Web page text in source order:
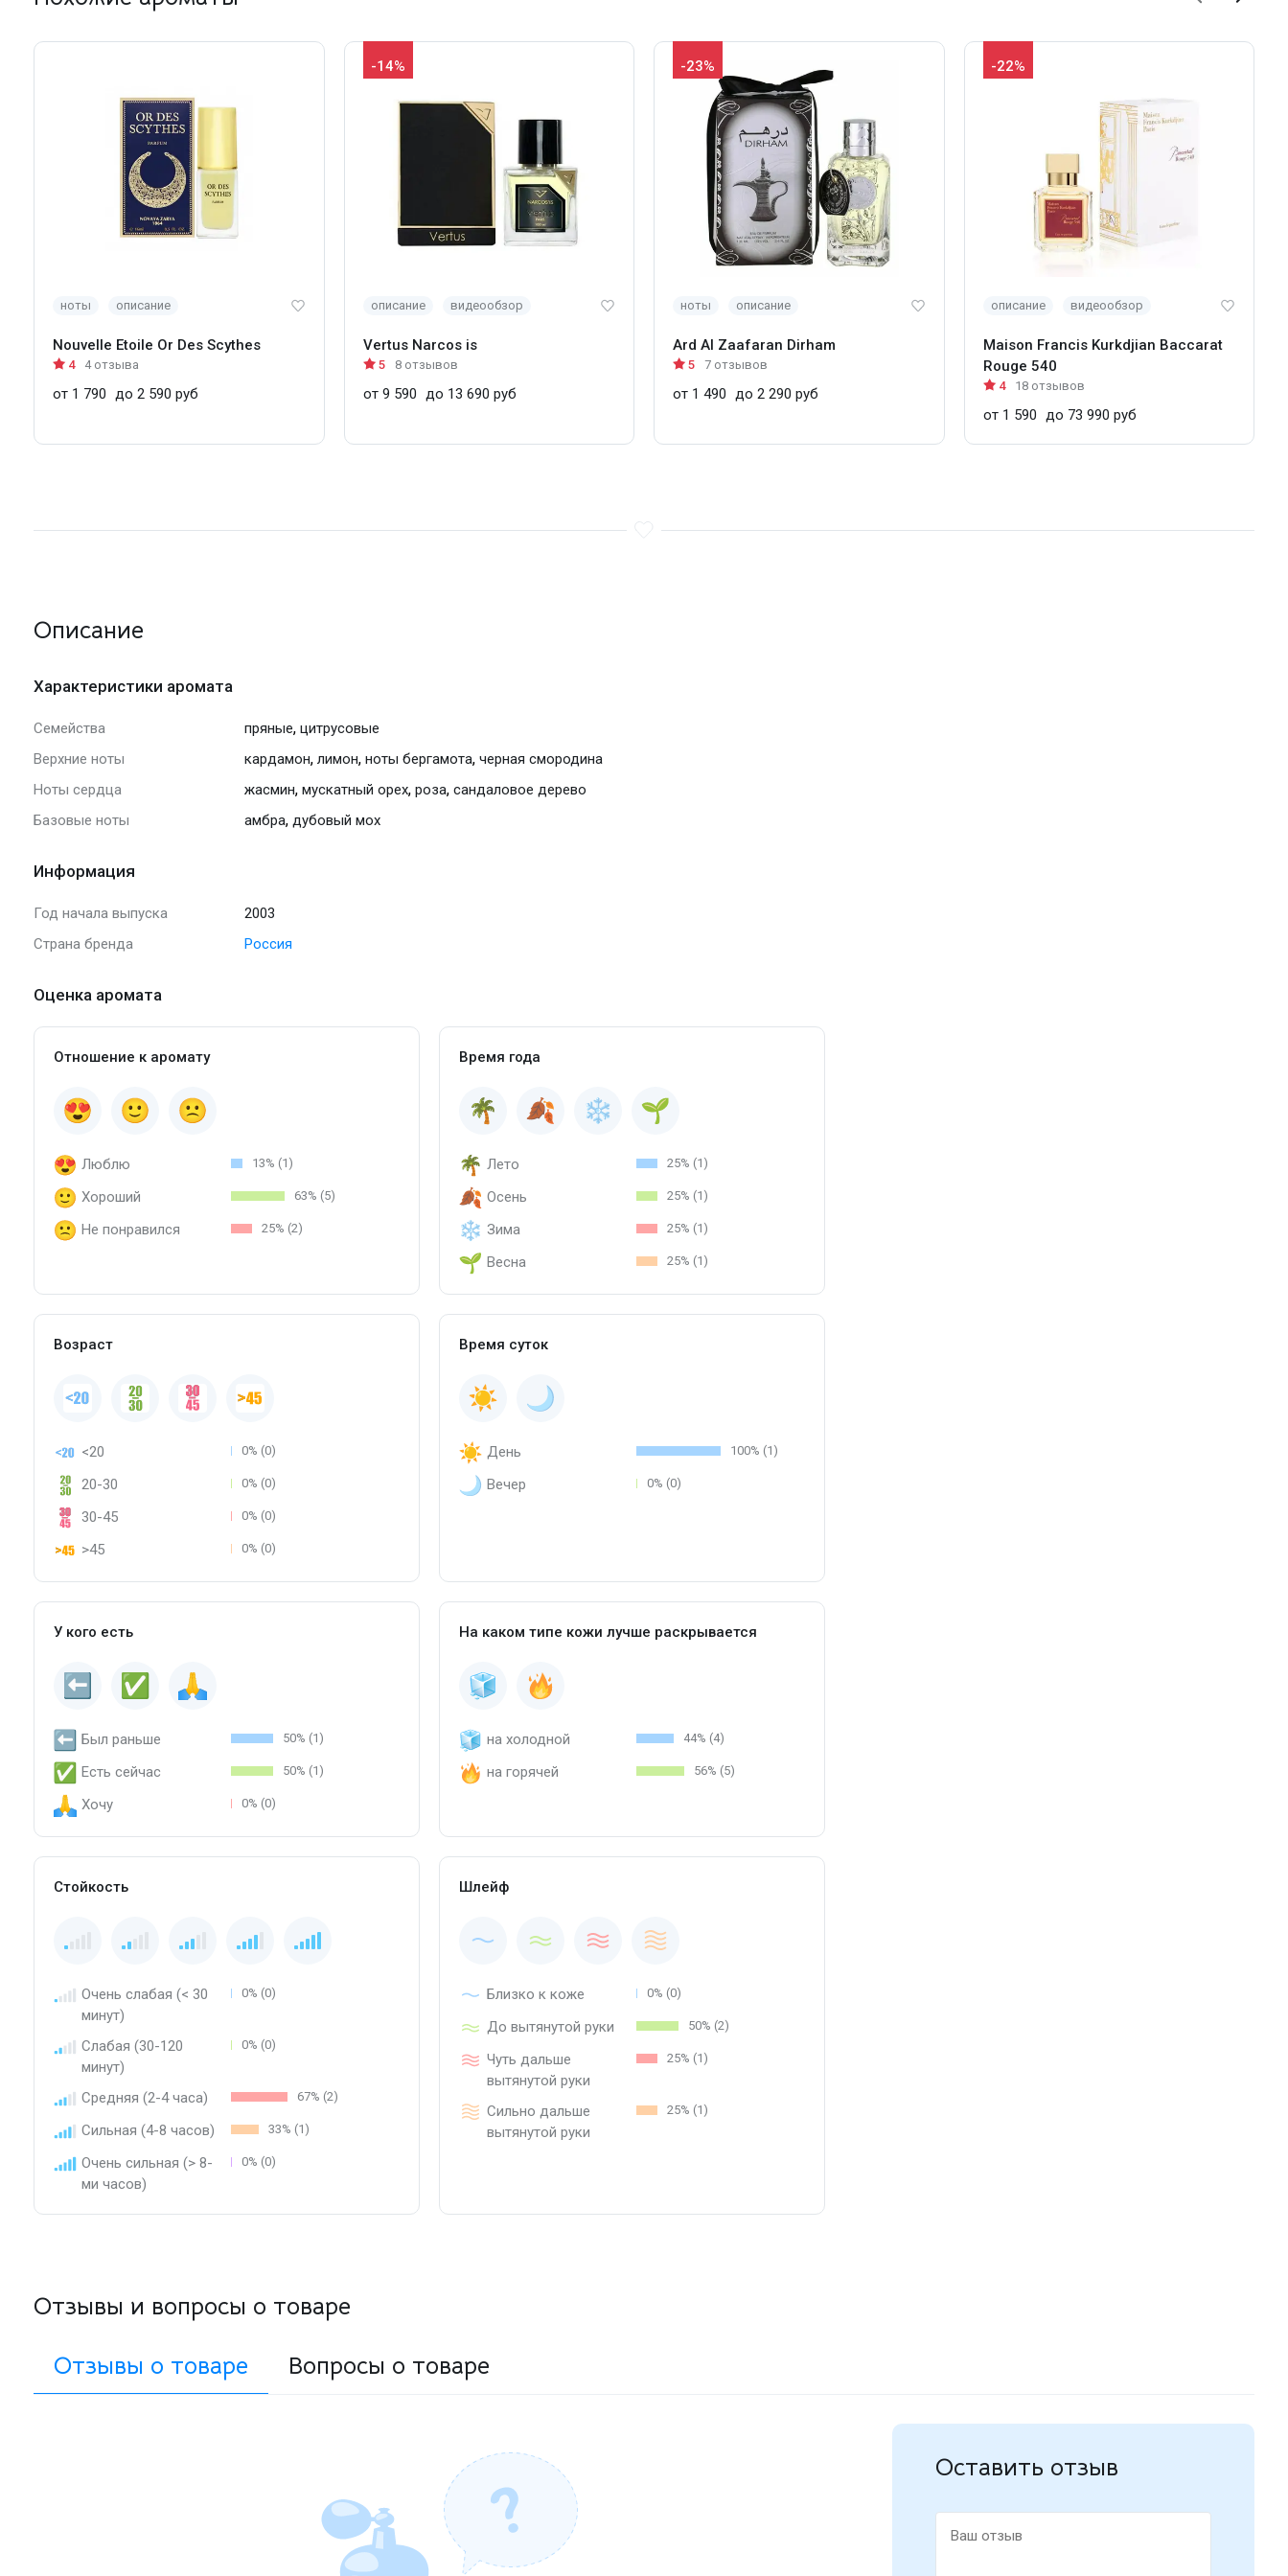
ноты описание
Nouvelle Etoile Or Des Scythes
4 4 отзыва
от 1 790 до 2 590 руб
-14%
описание видеообзор
Vertus Narcos is
5 8 отзывов
от 9 590 до 13 690 руб
-23%
ноты описание
Ard Al Zaafaran Dirham
5 7 отзывов
от 1 490 до 2 290 руб
-22%
описание видеообзор
Maison Francis Kurkdjian Baccarat
Rouge 540
4 18 отзывов
от 1 590 до 73 990 руб
Описание
Характеристики аромата
Семейства пряные, цитрусовые
Верхние ноты
кардамон, лимон, ноты бергамота, черная смородина
Ноты сердца
жасмин, мускатный орех, роза, сандаловое дерево
Базовые ноты
амбра, дубовый мох
Информация
Год начала выпуска
2003
Страна бренда
Россия
Оценка аромата
Отношение к аромату
Люблю 13% (1)
Хороший 63% (5)
Не понравился 25% (2)
Время года
Лето 25% (1)
Осень 25% (1)
Зима 25% (1)
Весна 25% (1)
Возраст
<20 0% (0)
20-30 0% (0)
30-45 0% (0)
>45 0% (0)
Время суток
День 100% (1)
Вечер 0% (0)
У кого есть
Был раньше 50% (1)
Есть сейчас 50% (1)
Хочу 0% (0)
На каком типе кожи лучше раскрывается
на холодной 44% (4)
на горячей 56% (5)
Стойкость
Очень слабая (< 30
минут)
0% (0)
Слабая (30-120
минут)
0% (0)
Средняя (2-4 часа) 67% (2)
Сильная (4-8 часов) 33% (1)
Очень сильная (> 8-
ми часов)
0% (0)
Шлейф
Близко к коже 0% (0)
До вытянутой руки 50% (2)
Чуть дальше
вытянутой руки
25% (1)
Сильно дальше
вытянутой руки
25% (1)
Отзывы и вопросы о товаре
Отзывы о товаре
Вопросы о товаре
Оставить отзыв